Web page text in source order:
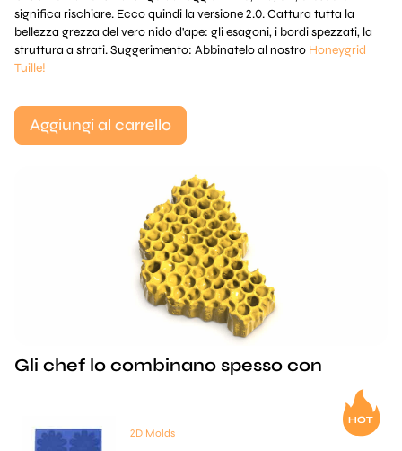
significa rischiare. Ecco quindi la versione 2.0. Cattura tutta la
bellezza grezza del vero nido d'ape: gli esagoni, i bordi spezzati, la
struttura a strati. Suggerimento: Abbinatelo al nostro Honeygrid
Tuille!
Aggiungi al carrello
Gli chef lo combinano spesso con
2D Molds